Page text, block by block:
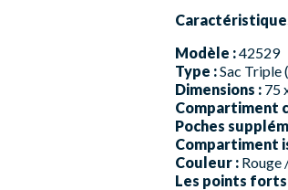
Modèle :42529
Type :Sac Triple
Dimensions : 75
Compartiment
Poches
Compartiment
Couleur : Rouge
Les points forts